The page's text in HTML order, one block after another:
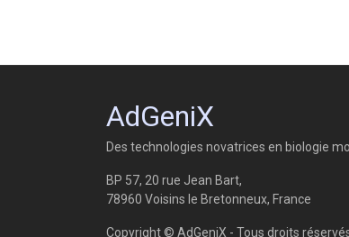
AdGeniX
Des technologies novatrices en biologie
BP 57, 20 rue Jean Bart,
78960 Voisins le Bretonneux, France
Copyright © AdGeniX - Tous droits